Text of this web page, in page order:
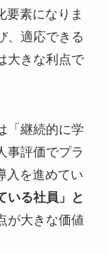
要素になりま
、適応できる
大きな利点で
「継続的に学
事評価でプラ
入を進めてい
いる社員」と
が大きな価値